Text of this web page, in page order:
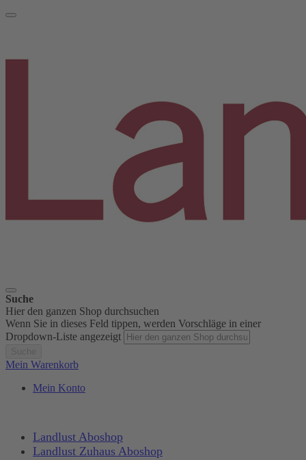
Suche
Hier den ganzen Shop durchsuchen
Wenn Sie in dieses Feld tippen, werden Vorschläge in einer
Dropdown-Liste angezeigt
Mein Warenkorb
Mein Konto
Landlust Aboshop
Landlust Zuhaus Aboshop